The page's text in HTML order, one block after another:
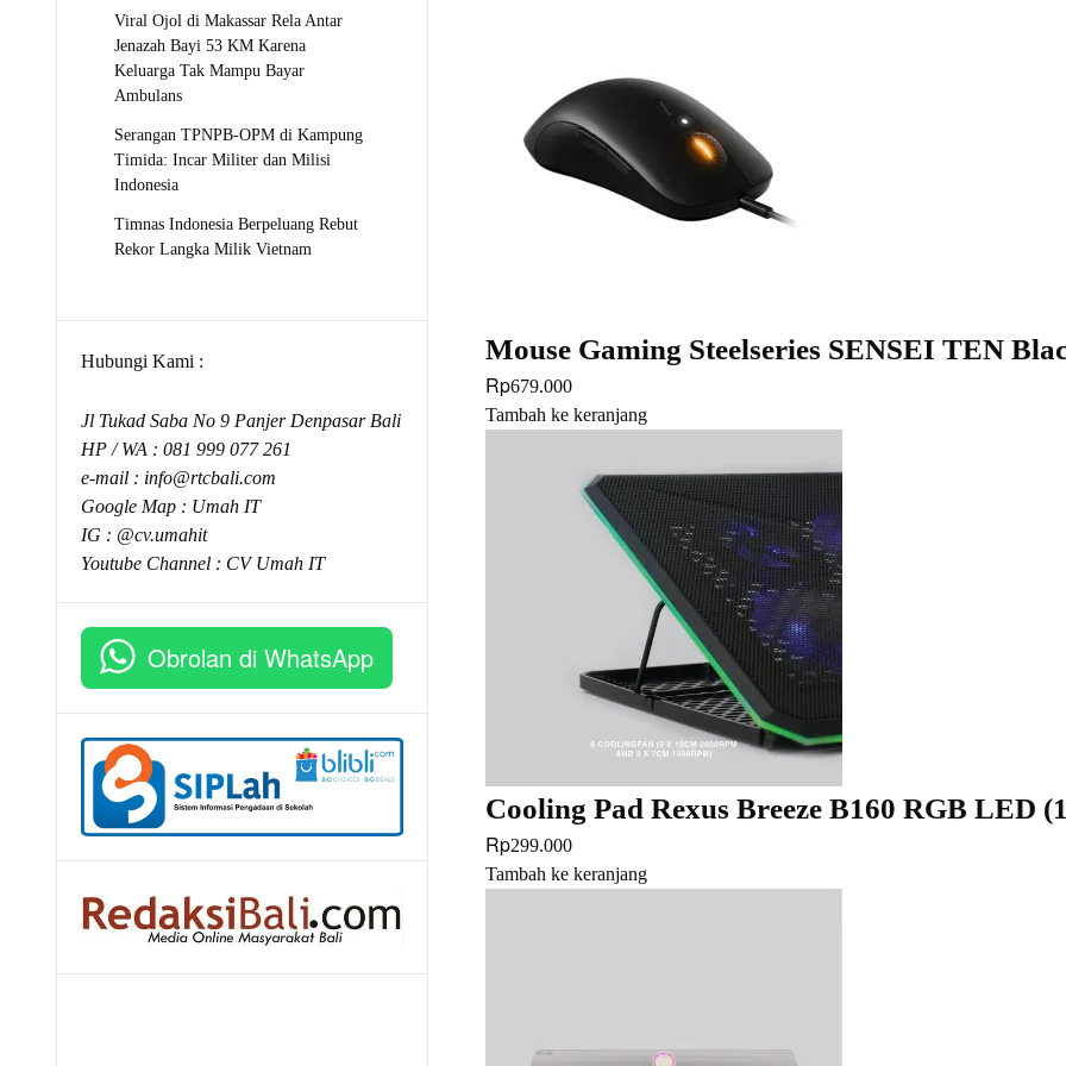
Mouse Gaming Steelseries SENSEI TEN
Rp679.000
Tambah ke keranjang
Cooling Pad Rexus Breeze B160 RGB LED
Rp299.000
Tambah ke keranjang
Viral Ojol di Makassar Rela Antar
Jenazah Bayi 53 KM Karena
Keluarga Tak Mampu Bayar
Ambulans
Serangan TPNPB-OPM di Kampung
Timida: Incar Militer dan Milisi
Indonesia
Timnas Indonesia Berpeluang Rebut
Rekor Langka Milik Vietnam
Hubungi Kami :
Jl Tukad Saba No 9 Panjer Denpasar Bali
HP / WA : 081 999 077 261
e-mail : info@rtcbali.com
Google Map : Umah IT
IG : @cv.umahit
Youtube Channel : CV Umah IT
Obrolan di WhatsApp